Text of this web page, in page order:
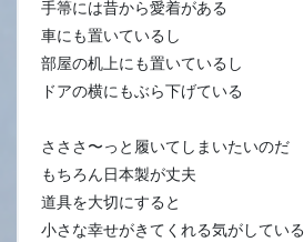
手箒には昔から愛着がある
車にも置いているし
部屋の机上にも置いているし
ドアの横にもぶら下げている
さささ〜っと履いてしまいたいのだ
もちろん日本製が丈夫
道具を大切にすると
小さな幸せがきてくれる気がしている